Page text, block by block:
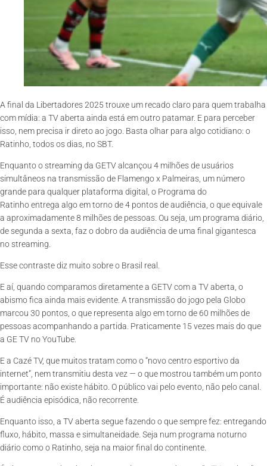
A final da Libertadores 2025 trouxe um recado claro para quem trabalha
com mídia: a TV aberta ainda está em outro patamar. E para perceber
isso, nem precisa ir direto ao jogo. Basta olhar para algo cotidiano: o
Ratinho, todos os dias, no SBT.
Enquanto o streaming da GETV alcançou 4 milhões de usuários
simultâneos na transmissão de Flamengo x Palmeiras, um número
grande para qualquer plataforma digital, o Programa do
Ratinho entrega algo em torno de 4 pontos de audiência, o que equivale
a aproximadamente 8 milhões de pessoas. Ou seja, um programa diário,
de segunda a sexta, faz o dobro da audiência de uma final gigantesca
no streaming.
Esse contraste diz muito sobre o Brasil real.
E aí, quando comparamos diretamente a GETV com a TV aberta, o
abismo fica ainda mais evidente. A transmissão do jogo pela Globo
marcou 30 pontos, o que representa algo em torno de 60 milhões de
pessoas acompanhando a partida. Praticamente 15 vezes mais do que
a GE TV no YouTube.
E a Cazé TV, que muitos tratam como o “novo centro esportivo da
internet”, nem transmitiu desta vez — o que mostrou também um ponto
importante: não existe hábito. O público vai pelo evento, não pelo canal.
É audiência episódica, não recorrente.
Enquanto isso, a TV aberta segue fazendo o que sempre fez: entregando
fluxo, hábito, massa e simultaneidade. Seja num programa noturno
diário como o Ratinho, seja na maior final do continente.